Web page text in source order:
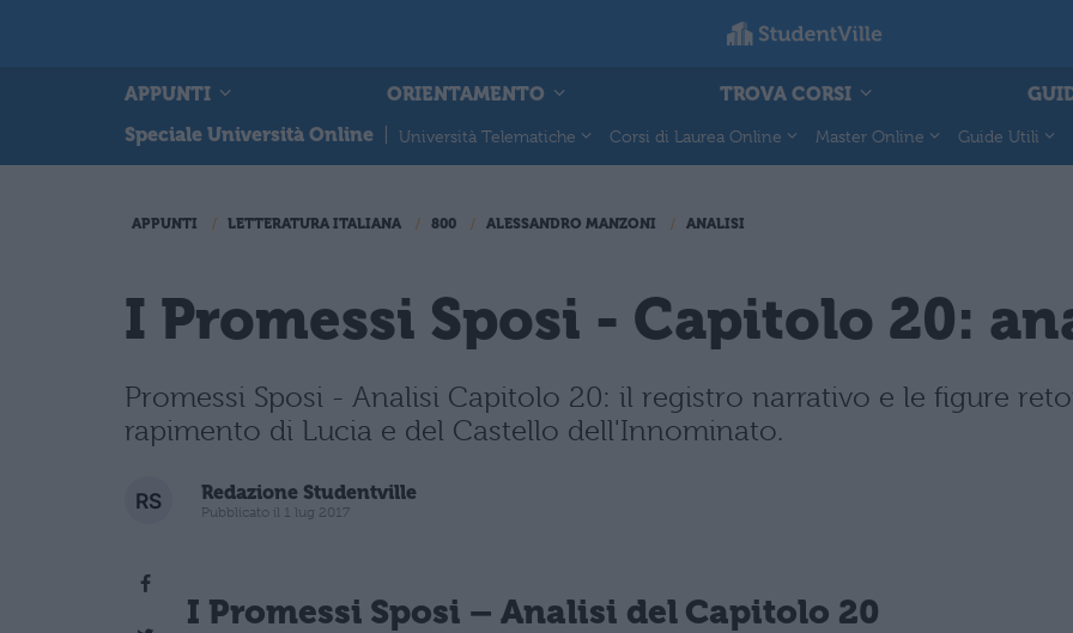
APPUNTI ORIENTAMENTO TROVA CORSI
Speciale Università Online
Università Telematiche Corsi di Laurea Online Master Online Guide Utili
APPUNTI LETTERATURA ITALIANA 800 ALESSANDRO MANZONI ANALISI
I Promessi Sposi - Capitolo 20:
Promessi Sposi - Analisi Capitolo 20: il registro narrativo e le figure
rapimento di Lucia e del Castello dell'Innominato.
Redazione Studentville
Pubblicato il 1 lug 2017
I Promessi Sposi – Analisi del Capitolo 20